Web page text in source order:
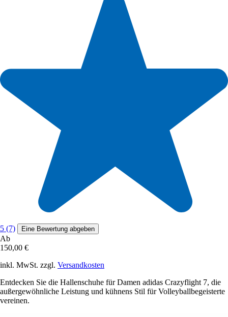
5 (7) Eine Bewertung abgeben
Ab
150,00 €
inkl. MwSt. zzgl. Versandkosten
Entdecken Sie die Hallenschuhe für Damen adidas Crazyflight 7, die
außergewöhnliche Leistung und kühnens Stil für Volleyballbegeisterte
vereinen.